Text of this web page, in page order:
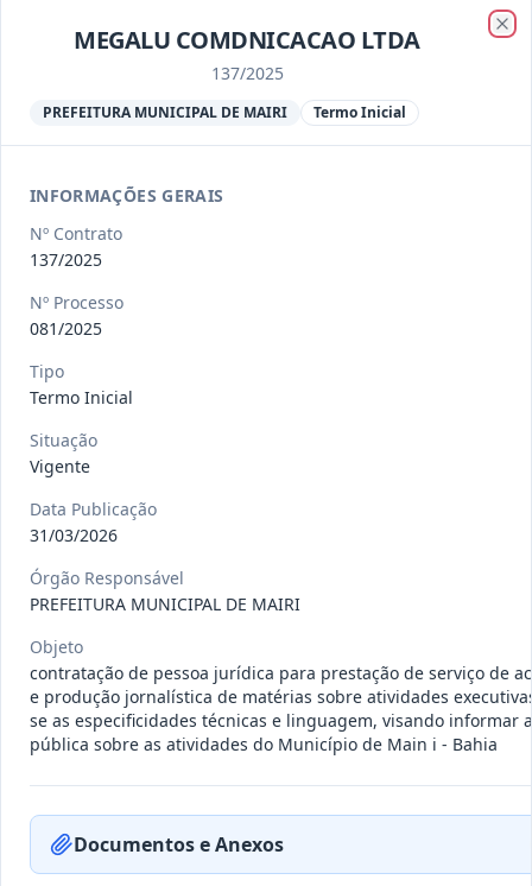
013/2023
Termo
Constitui o objeto do presente
contrato a contratação de emp...
Situação: Encerrado Data
012-
2023
Termo
Inicial
Situação
011-
2023
Termo
na realização de evento
Situação: Encerrado Data:04/08/2026 Ver detalhes
010-
2023
Termo
Inicial
Constitui o objeto do presente
contrato é a Contratação de e...
MEGALU COMDNICACAO LTDA
137/2025
PREFEITURA MUNICIPAL DE MAIRI Termo Inicial
INFORMAÇÕES GERAIS
Nº Contrato
137/2025
Nº Processo
081/2025
Tipo
Termo Inicial
Situação
Vigente
Data Publicação
31/03/2026
Órgão Responsável
PREFEITURA MUNICIPAL DE MAIRI
Objeto
contratação de pessoa jurídica para prestação de serviço de
e produção jornalística de matérias sobre atividades
se as especificidades técnicas e linguagem, visando informar
pública sobre as atividades do Município de Main i - Bahia
Documentos e Anexos